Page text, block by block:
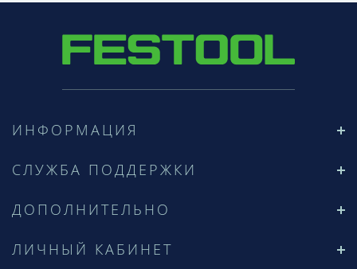
ИНФОРМАЦИЯ
СЛУЖБА ПОДДЕРЖКИ
ДОПОЛНИТЕЛЬНО
ЛИЧНЫЙ КАБИНЕТ